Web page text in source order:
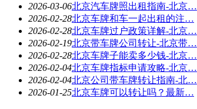
2026-03-06北京汽车牌照出租指南-北京…
2026-02-28北京车牌和车一起出租的注…
2026-02-28北京车牌过户政策详解-北京…
2026-02-19北京带车牌公司转让-北京带…
2026-02-28北京车牌子能卖多少钱-北京…
2026-02-04北京车牌指标申请攻略-北京…
2026-02-04北京公司带车牌转让指南-北…
2026-01-25北京车牌可以转让吗？最新…